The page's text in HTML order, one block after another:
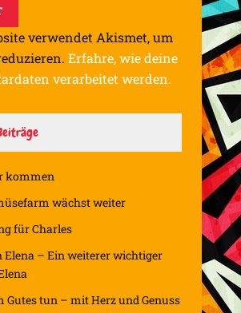
verwendet Akismet, um
Erfahre, wie deine
verarbeitet werden.
kommen
wächst weiter
für Charles
Elena – Ein weiterer wichtiger
Gutes tun – mit Herz und Genuss